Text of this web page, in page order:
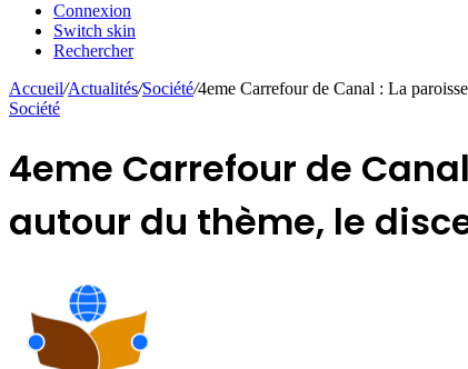
Connexion
Switch skin
Rechercher
Accueil/Actualités/Société/4eme Carrefour de Canal : La
Société
4eme Carrefour de
autour du thème, le